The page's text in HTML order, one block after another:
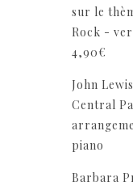
sur le
Rock -
4,90€
John
Central
piano
Barbara